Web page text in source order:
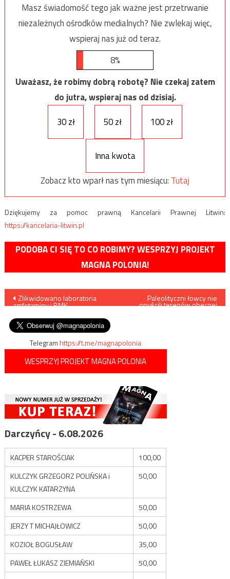
Masz świadomość tego jak ważne jest przetrwanie
niezależnych ośrodków medialnych? Nie zwlekaj więc,
wspieraj nas już od teraz.
8%
Uważasz, że robimy dobrą robotę? Nie czekaj zatem
do jutra, wspieraj nas od dzisiaj.
30 zł
50 zł 100 zł
Inna kwota
Zobacz kto wparł nas tym miesiącu: Tutaj
Dziękujemy za pomoc prawną Kancelarii Prawnej Litwin:
https://kancelaria-litwin.pl
PODOBA CI SIĘ TO CO ROBIMY? WESPRZYJ PROJEKT
MAGNA POLONIA!
Nawigacja
wpisu
Zlikwidowano laboratoria
amfetaminy i BMK,
Paleolityczni łowcy nie
opuścili terenów obecnej
Telegramhttps://t.me/magnapolonia
WESPRZYJ PROJEKT MAGNA POLONIA
Darczyńcy - 6.08.2026
KACPER STAROŚCIAK
100,00
KULCZYK GRZEGORZ POLIŃSKA i
KULCZYK KATARZYNA
50,00
MARIA KOSTRZEWA
50,00
JERZY T MICHAJŁOWICZ
50,00
KOZIOŁ BOGUSŁAW
35,00
PAWEŁ ŁUKASZ ZIEMIAŃSKI
50,00